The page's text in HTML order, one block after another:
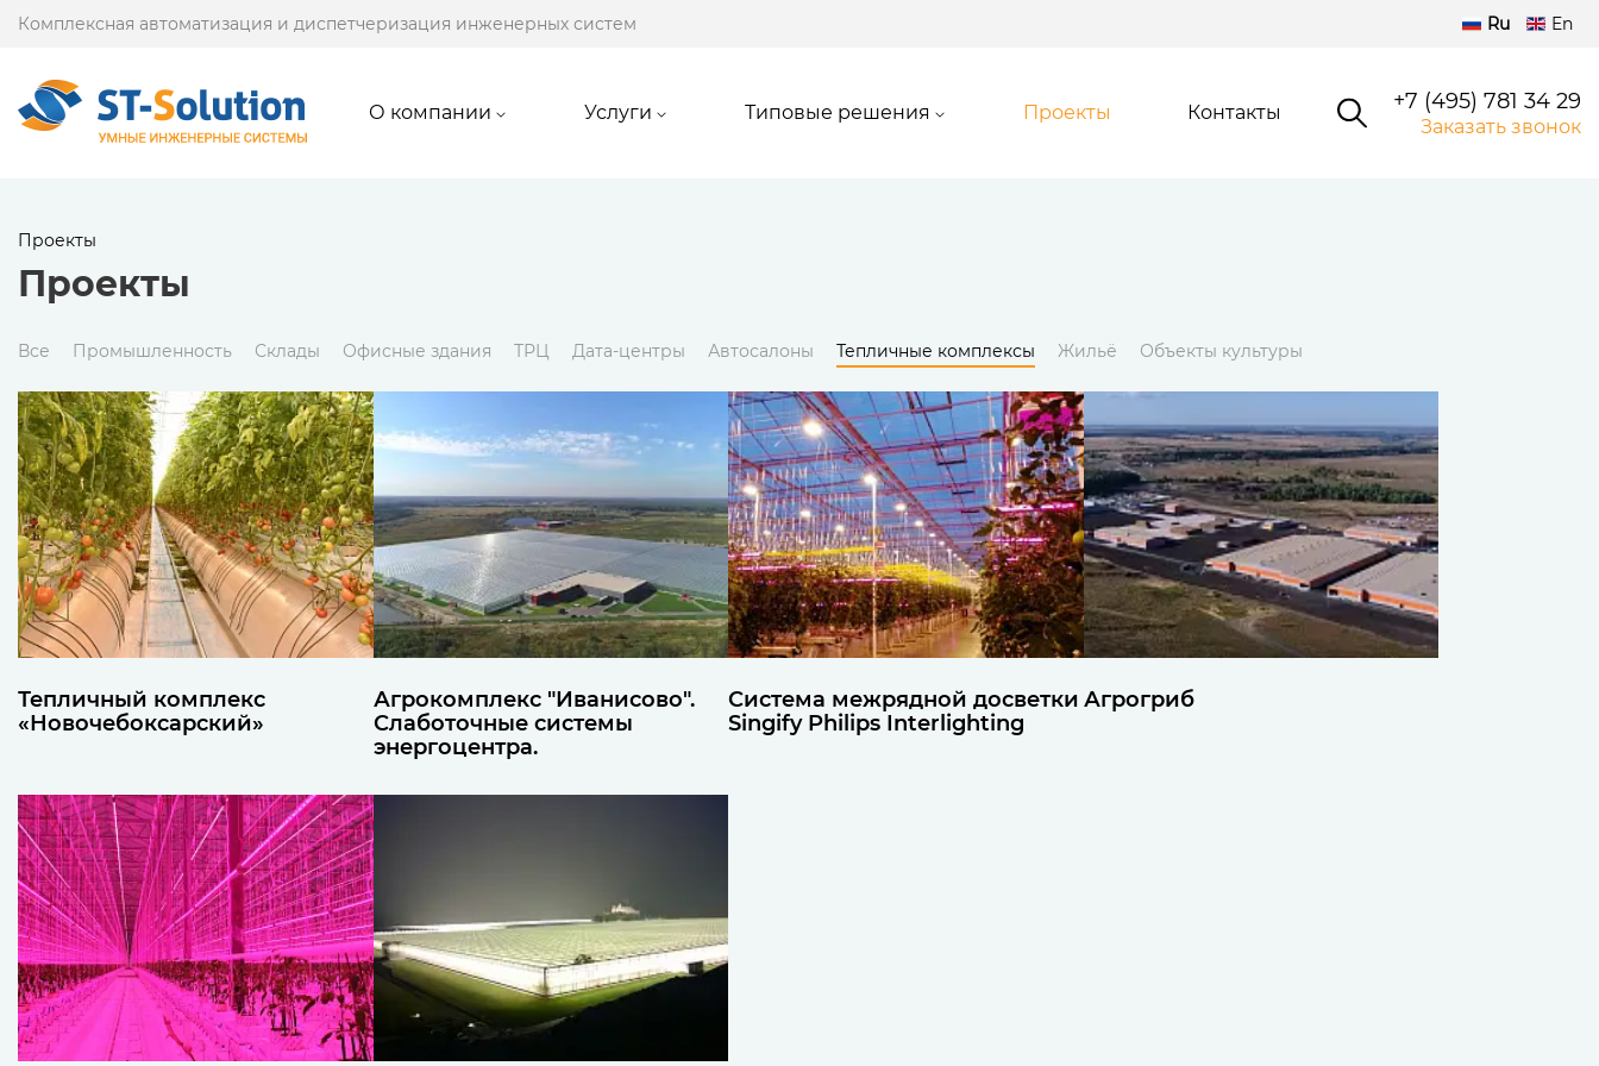
Комплексная автоматизация и диспетчеризация инженерных систем Ru En
О компании Услуги Типовые решения Проекты Контакты +7 (495) 781 34 29
Заказать звонок
Проекты
Проекты
Все Промышленность Склады Офисные здания ТРЦ Дата-центры Автосалоны Тепличные комплексы Жильё Объекты культуры
Тепличный комплекс
«Новочебоксарский»
Агрокомплекс "Иванисово".
Слаботочные системы
энергоцентра.
Система межрядной досветки
Singify Philips Interlighting
Агрогриб